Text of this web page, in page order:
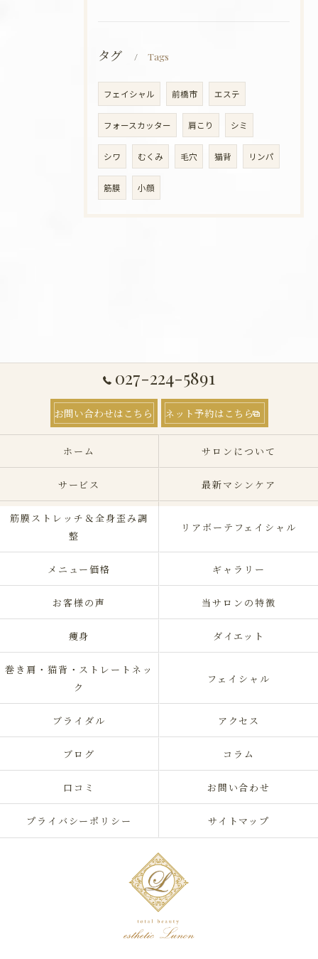
タグ Tags
フェイシャル 前橋市 エステ
フォースカッター 肩こり シミ
シワ むくみ 毛穴 猫背 リンパ
筋膜 小顔
027-224-5891
お問い合わせはこちら ネット予約はこちら
ホーム サロンについて
サービス 最新マシンケア
筋膜ストレッチ＆全身歪み調
整
リアボーテフェイシャル
メニュー価格 ギャラリー
お客様の声 当サロンの特徴
痩身 ダイエット
巻き肩・猫背・ストレートネッ
ク
フェイシャル
ブライダル アクセス
ブログ コラム
口コミ お問い合わせ
プライバシーポリシー サイトマップ